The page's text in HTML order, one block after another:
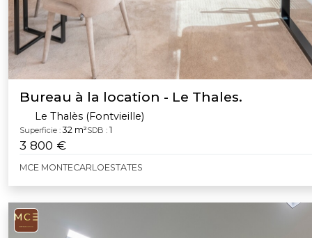
Bureau à la location - Le Thales.
Le Thalès (Fontvieille)
Superficie : 32 m²SDB : 1
3 800 €
MCE MONTECARLOESTATES